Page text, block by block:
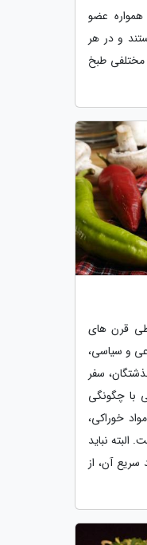
عضو
و در هر
مختلفی طبخ
طی قرن های
و سیاسی،
سفر
با چگونگی
خوراکی،
نباید
آن، از